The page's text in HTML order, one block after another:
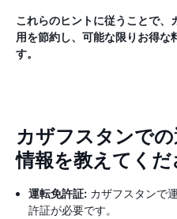
これらのヒントに従うことで、
用を節約し、可能な限りお得な
す。
カザフスタンで
情報を教えてくだ
運転免許証: カザフスタンで
許証が必要です。